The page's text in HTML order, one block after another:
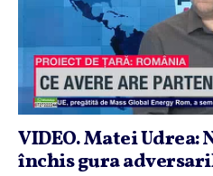
VIDEO. Matei Udrea:
închis gura